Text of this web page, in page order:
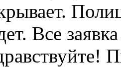
Все